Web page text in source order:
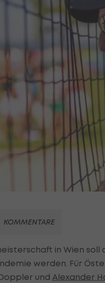
KOMMENTARE
in Wien soll
werden. Für
und Alexander